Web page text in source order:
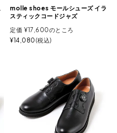
molle shoes モールシューズ イラ
スティックコードジャズ
定価 ¥17,600のところ
¥14,080 税込